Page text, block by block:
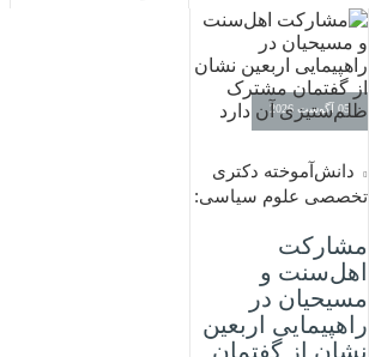
05 آگوست 2026
دانش‌آموخته دکتری
تخصصی علوم سیاسی:
مشارکت
اهل‌سنت و
مسیحیان در
راهپیمایی اربعین
نشان از گفتمان